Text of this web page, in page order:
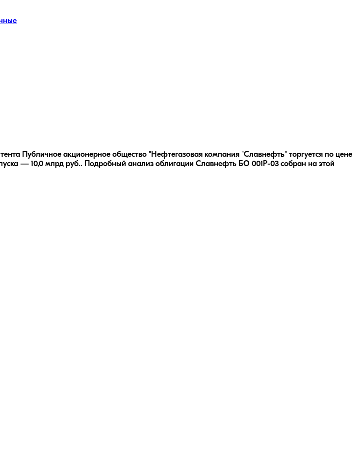
Публичное акционерное общество "Нефтегазовая компания "Славнефть" торгуется по цене
— 10,0 млрд руб.. Подробный анализ облигации Славнефть БО 001Р-03 собран на этой